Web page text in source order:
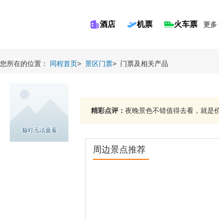
酒店 机票 火车票 更多
您所在的位置： 同程首页> 景区门票> 门票及相关产品
精彩点评： 夜晚景色不错值得去看，就是
周边景点推荐